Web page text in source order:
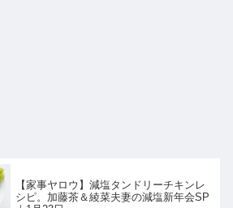
【家事ヤロウ】減塩タンドリーチキンレ
シピ。加藤茶＆綾菜夫妻の減塩新年会SP